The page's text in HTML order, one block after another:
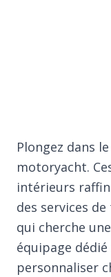
Plongez dans
motoryacht.
intérieurs
des services
qui cherche
équipage
personnaliser